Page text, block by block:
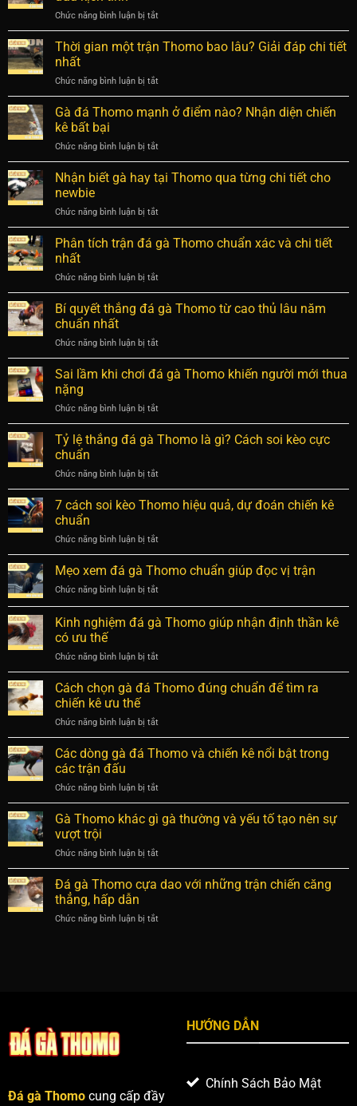
kê
dũng
mãnh
hấp
dẫn
khiến
không
rời
mắt
Chức năng bình luận bị tắtở
Vì
sao
nhanh?
Sự
thật
các
trận
đấu
Thời gian một trận Thomo bao lâu? Giải đáp chi tiết
nhất
Chức năng bình luận bị tắtở
Thời
gian
Thomo
bao
lâu?
chi
tiết
nhất
Gà đá Thomo mạnh ở điểm nào? Nhận diện chiến
kê bất bại
Chức năng bình luận bị tắtở
Gà
đá
Thomo
ở
điểm
nào?
chiến
kê
bất
Nhận biết gà hay tại Thomo qua từng chi tiết cho
newbie
Chức năng bình luận bị tắtở
Nhận
biết
gà
tại
Thomo
qua
tiết
cho
newbie
Phân tích trận đá gà Thomo chuẩn xác và chi tiết
nhất
Chức năng bình luận bị tắtở
Phân
tích
trận
gà
Thomo
chuẩn
chi
tiết
nhất
Bí quyết thắng đá gà Thomo từ cao thủ lâu năm
chuẩn nhất
Chức năng bình luận bị tắtở
Bí
quyết
thắng
gà
Thomo
từ
lâu
năm
chuẩn
Sai lầm khi chơi đá gà Thomo khiến người mới thua
nặng
Chức năng bình luận bị tắtở
Sai
lầm
đá
gà
Thomo
mới
thua
nặng
Tỷ lệ thắng đá gà Thomo là gì? Cách soi kèo cực
chuẩn
Chức năng bình luận bị tắtở
Tỷ
lệ
gà
Thomo
là
Cách
soi
kèo
7 cách soi kèo Thomo hiệu quả, dự đoán chiến kê
chuẩn
Chức năng bình luận bị tắtở
7
cách
kèo
Thomo
hiệu
đoán
chiến
kê
Mẹo xem đá gà Thomo chuẩn giúp đọc vị trận
Chức năng bình luận bị tắtở
xem
đá
Thomo
chuẩn
giúp
trận
Kinh nghiệm đá gà Thomo giúp nhận định thần kê
có ưu thế
Chức năng bình luận bị tắtở
Kinh
nghiệm
Thomo
giúp
nhận
kê
có
ưu
Cách chọn gà đá Thomo đúng chuẩn để tìm ra
chiến kê ưu thế
Chức năng bình luận bị tắtở
Cách
chọn
Thomo
đúng
chuẩn
ra
chiến
kê
Các dòng gà đá Thomo và chiến kê nổi bật trong
các trận đấu
Chức năng bình luận bị tắtở
Các
dòng
gà
Thomo
và
chiến
bật
Gà Thomo khác gì gà thường và yếu tố tạo nên sự
vượt trội
Chức năng bình luận bị tắtở
Gà
Thomo
gà
Đá gà Thomo cựa dao với những trận chiến căng
thẳng, hấp dẫn
Chức năng bình luận bị tắtở
dẫn
Đá gà Thomo cung cấp đầy
HƯỚNG DẪN
Chính Sách Bảo Mật